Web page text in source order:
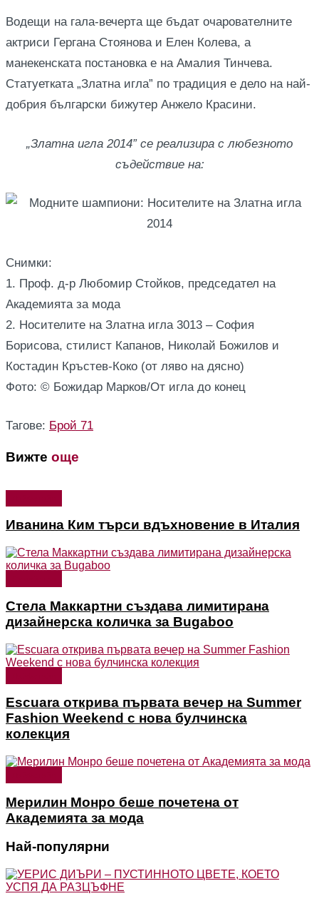
Водещи на гала-вечерта ще бъдат очарователните
актриси Гергана Стоянова и Елен Колева, а
манекенската постановка е на Амалия Тинчева.
Статуетката „Златна игла” по традиция е дело на най-
добрия български бижутер Анжело Красини.
„Златна игла 2014” се реализира с любезното
съдействие на:
Снимки:
1. Проф. д-р Любомир Стойков, председател на
Академията за мода
2. Носителите на Златна игла 3013 – София
Борисова, стилист Капанов, Николай Божилов и
Костадин Кръстев-Коко (от ляво на дясно)
Фото: © Божидар Марков/От игла до конец
Тагове: Брой 71
Вижте още
Иванина Ким търси вдъхновение в Италия
Стела Маккартни създава лимитирана
дизайнерска количка за Bugaboo
Escuara открива първата вечер на Summer
Fashion Weekend с нова булчинска
колекция
Мерилин Монро беше почетена от
Академията за мода
Най-популярни